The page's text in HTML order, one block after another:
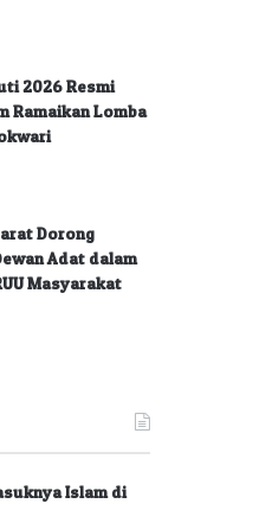
2026 Resmi
Ramaikan Lomba
Dorong
Adat dalam
Masyarakat
Islam di